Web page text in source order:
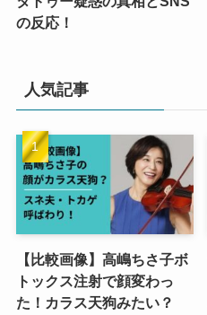
の反応！
人気記事
【比較画像】高嶋ちさ子ボ
トックス注射で顔変わっ
た！カラス天狗みたい？